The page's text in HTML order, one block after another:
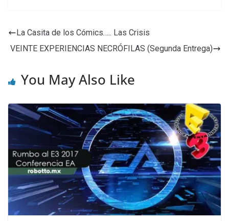
La Casita de los Cómics….. Las Crisis
VEINTE EXPERIENCIAS NECRÓFILAS (Segunda Entrega)
You May Also Like